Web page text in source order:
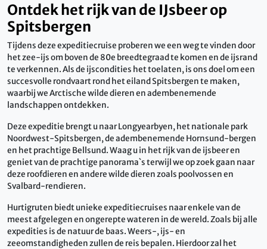
Ontdek het rijk van de IJsbeer op
Spitsbergen
Tijdens deze expeditiecruise proberen we een weg te vinden door
het zee-ijs om boven de 80e breedtegraad te komen en de ijsrand
te verkennen. Als de ijscondities het toelaten, is ons doel om een ​​
succesvolle rondvaart rond het eiland Spitsbergen te maken,
waarbij we Arctische wilde dieren en adembenemende
landschappen ontdekken.
Deze expeditie brengt u naar Longyearbyen, het nationale park
Noordwest-Spitsbergen, de adembenemende Hornsund-bergen
en het prachtige Bellsund. Waag u in het rijk van de ijsbeer en
geniet van de prachtige panorama`s terwijl we op zoek gaan naar
deze roofdieren en andere wilde dieren zoals poolvossen en
Svalbard-rendieren.
Hurtigruten biedt unieke expeditiecruises naar enkele van de
meest afgelegen en ongerepte wateren in de wereld. Zoals bij alle
expedities is de natuur de baas. Weers-, ijs- en
zeeomstandigheden zullen de reis bepalen. Hierdoor zal het